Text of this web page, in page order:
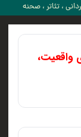
، تئاتر ، صحنه
واقعیت،